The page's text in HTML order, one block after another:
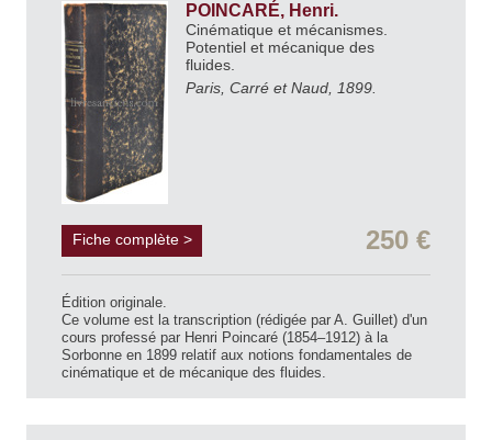
POINCARÉ, Henri.
Cinématique et mécanismes.
Potentiel et mécanique des
fluides.
Paris, Carré et Naud, 1899.
Fiche complète > 250 €
Édition originale.
Ce volume est la transcription (rédigée par A. Guillet) d'un
cours professé par Henri Poincaré (1854–1912) à la
Sorbonne en 1899 relatif aux notions fondamentales de
cinématique et de mécanique des fluides.